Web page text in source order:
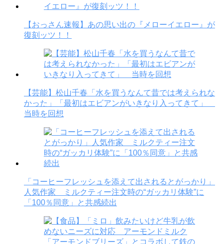
【おっさん速報】あの思い出の『メローイエロー』が
復刻ッツ！！
【芸能】松山千春「水を買うなんて昔では考えられな
かった」「最初はエビアンがいきなり入ってきて」
当時を回想
「コーヒーフレッシュを添えて出されるとがっかり」
人気作家 ミルクティー注文時の“ガッカリ体験”に
「100％同意」と共感続出